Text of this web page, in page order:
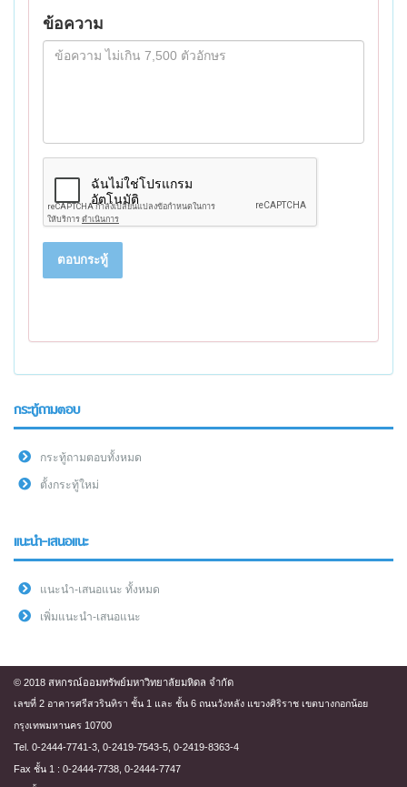
ข้อความ
ตอบกระทู้
กระทู้ถามตอบ
กระทู้ถามตอบทั้งหมด
ตั้งกระทู้ใหม่
แนะนำ-เสนอแนะ
แนะนำ-เสนอแนะ ทั้งหมด
เพิ่มแนะนำ-เสนอแนะ
© 2018 สหกรณ์ออมทรัพย์มหาวิทยาลัยมหิดล จำกัด
เลขที่ 2 อาคารศรีสวรินทิรา ชั้น 1 และ ชั้น 6 ถนนวังหลัง แขวงศิริราช เขตบางกอกน้อย
กรุงเทพมหานคร 10700
Tel. 0-2444-7741-3, 0-2419-7543-5, 0-2419-8363-4
Fax ชั้น 1 : 0-2444-7738, 0-2444-7747